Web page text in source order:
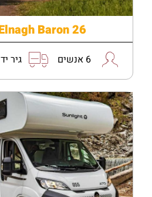
Baron 26
6 אנשים גיר